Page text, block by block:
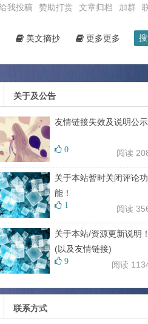
我投稿 赞助打赏 文章归档 加群
美文摘抄 更多更多
关于及公告
友情链接失效及说明公示
阅读
0
关于本站暂时关闭评论功
能！
阅读
1
关于本站/资源更新说明！
(以及友情链接)
阅读
9
联系方式